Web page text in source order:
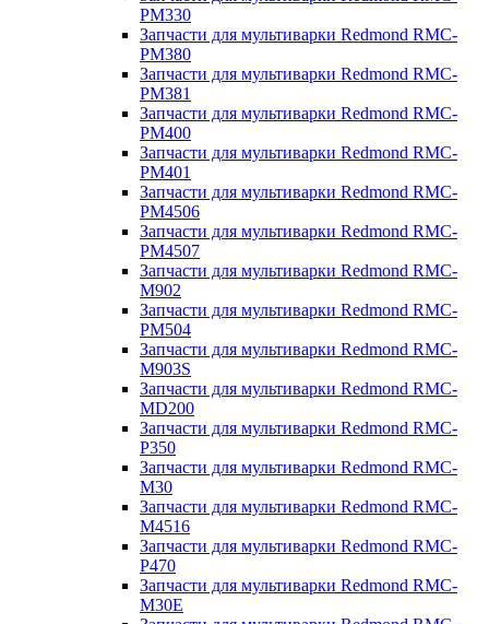
PM330
Запчасти для мультиварки Redmond RMC-
PM380
Запчасти для мультиварки Redmond RMC-
PM381
Запчасти для мультиварки Redmond RMC-
PM400
Запчасти для мультиварки Redmond RMC-
PM401
Запчасти для мультиварки Redmond RMC-
PM4506
Запчасти для мультиварки Redmond RMC-
PM4507
Запчасти для мультиварки Redmond RMC-
M902
Запчасти для мультиварки Redmond RMC-
PM504
Запчасти для мультиварки Redmond RMC-
M903S
Запчасти для мультиварки Redmond RMC-
MD200
Запчасти для мультиварки Redmond RMC-
P350
Запчасти для мультиварки Redmond RMC-
M30
Запчасти для мультиварки Redmond RMC-
M4516
Запчасти для мультиварки Redmond RMC-
P470
Запчасти для мультиварки Redmond RMC-
M30E